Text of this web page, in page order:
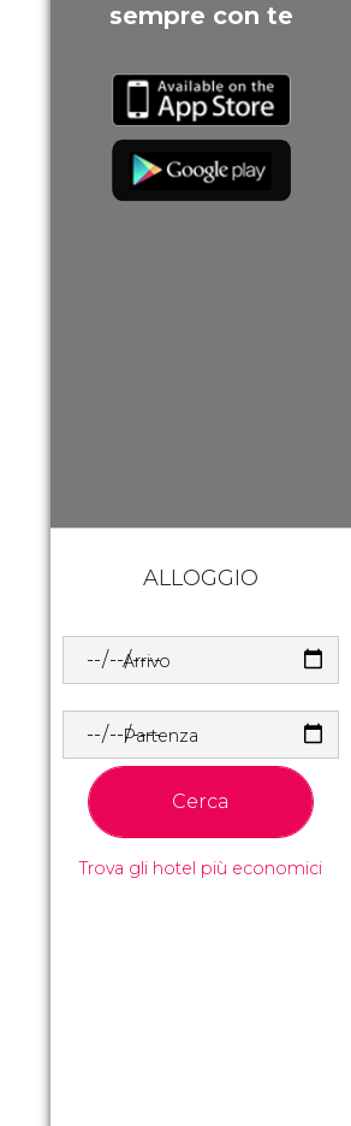
sempre con te
ALLOGGIO
Arrivo
Partenza
Cerca
Trova gli hotel più economici